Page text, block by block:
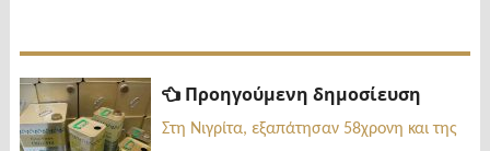
Πλοήγηση
άρθρων
Προηγούμενη δημοσίευση
Στη Νιγρίτα, εξαπάτησαν 58χρονη και της